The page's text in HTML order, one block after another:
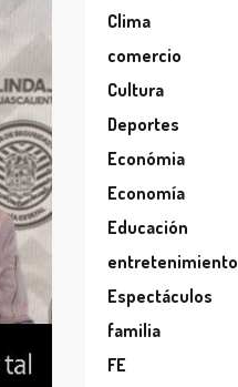
Clima
comercio
Cultura
Deportes
Económia
Economía
Educación
entretenimiento
Espectáculos
familia
FE